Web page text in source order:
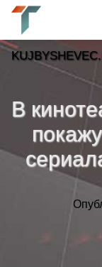
В
Новости
Тренды
Рубрики»
»